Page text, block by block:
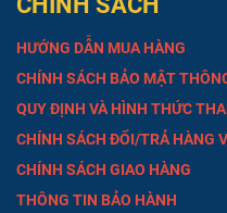
HƯỚNG DẪN MUA HÀNG
CHÍNH SÁCH BẢO MẬT
QUY ĐỊNH VÀ HÌNH THỨC
CHÍNH SÁCH ĐỔI/TRẢ HÀNG
CHÍNH SÁCH GIAO HÀNG
THÔNG TIN BẢO HÀNH